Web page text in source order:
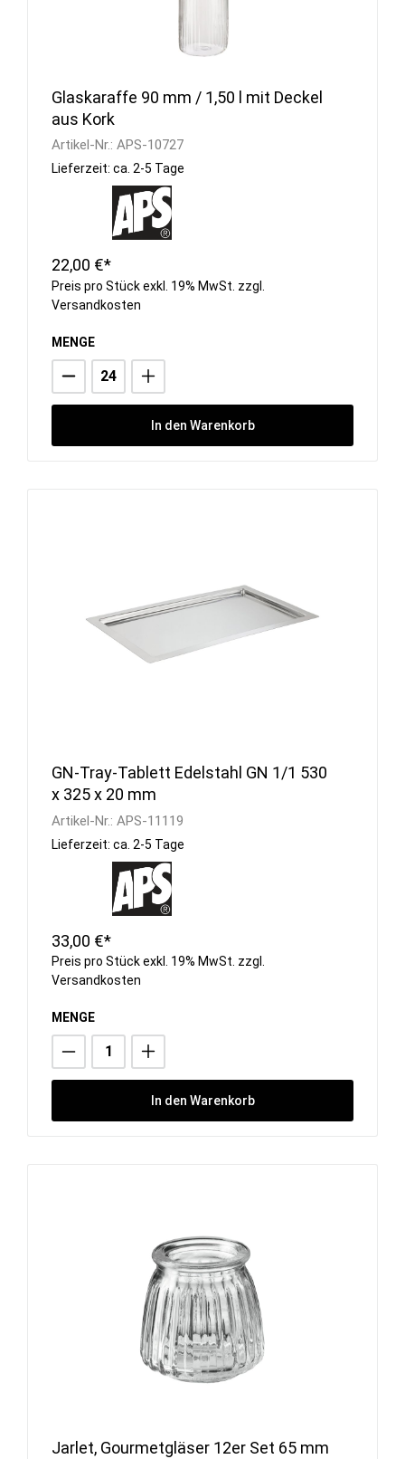
Glaskaraffe 90 mm / 1,50 l mit Deckel
aus Kork
Artikel-Nr.: APS-10727
Lieferzeit: ca. 2-5 Tage
22,00 €*
Preis pro Stück exkl. 19% MwSt. zzgl.
Versandkosten
MENGE
In den Warenkorb
GN-Tray-Tablett Edelstahl GN 1/1 530
x 325 x 20 mm
Artikel-Nr.: APS-11119
Lieferzeit: ca. 2-5 Tage
33,00 €*
Preis pro Stück exkl. 19% MwSt. zzgl.
Versandkosten
MENGE
In den Warenkorb
Jarlet, Gourmetgläser 12er Set 65 mm